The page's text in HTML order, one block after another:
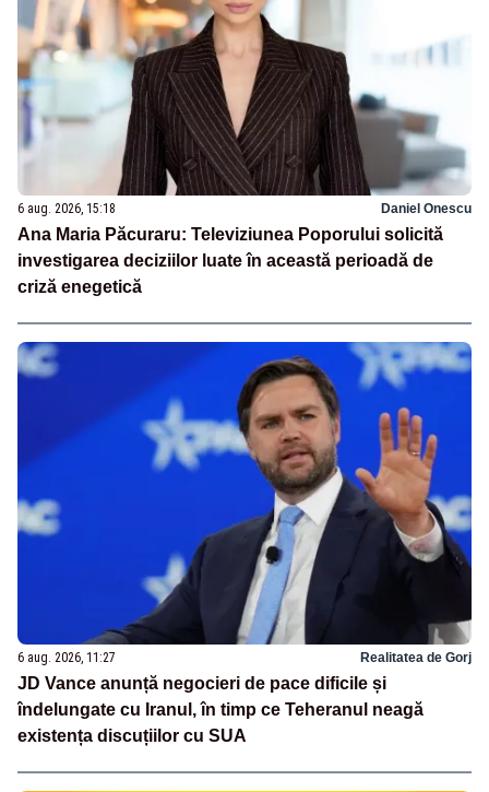
6 aug. 2026, 15:18 Daniel Onescu
Ana Maria Păcuraru: Televiziunea Poporului solicită
investigarea deciziilor luate în această perioadă de
criză enegetică
6 aug. 2026, 11:27 Realitatea de Gorj
JD Vance anunță negocieri de pace dificile și
îndelungate cu Iranul, în timp ce Teheranul neagă
existența discuțiilor cu SUA